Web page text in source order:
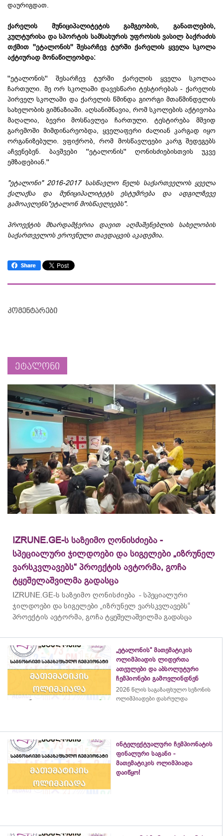
დაურიგდათ.
ქარელის მუნიციპალიტეტის გამგეობის, განათლების,
კულტურისა და სპორტის სამსახურის უფროსის ვასილ ბაქრაძის
თქმით ''ეტალონის'' შესარჩევ ტურში ქარელის ყველა სკოლა
აქტიურად მონაწილეობდა:
''ეტალონის'' შესარჩევ ტურში ქარელის ყველა სკოლაა
ჩართული. მე ორ სკოლაში დავესწარი ტესტირებას - ქარელის
პირველ სკოლაში და ქარელის წმინდა გიორგი მთაწმინდელის
სახელობის გიმნაზიაში. აღსანიშნავია, რომ სკოლების აქტივობა
მაღალია, ბევრი მოსწავლეა ჩართული. ტესტირება მშვიდ
გარემოში მიმდინარეობდა, ყველაფერი ძალიან კარგად იყო
ორგანიზებული. ვფიქრობ, რომ მოსწავლეები კარგ შედეგებს
აჩვენებენ. ბავშვები ''ეტალონის'' ღონისძიებისთვის უკვე
ემზადებიან.''
"ეტალონი" 2016-2017 სასწავლო წელს საქართველოს ყველა
ქალაქსა და მუნიციპალიტეტს ესტუმრება და ადგილზევე
გამოავლენს"ეტალონ მოსწავლეებს".
პროექტის მხარდამჭერია დავით აღმაშენებლის სახელობის
საქართველოს ეროვნული თავდაცვის აკადემია.
კომენტარები
ეტალონი
IZRUNE.GE-ს საზეიმო ღონისძიება -
სპეციალური ჯილდოები და სიგელები „იზრუნელ
ვარსკვლავებს“ პროექტის ავტორმა, გოჩა
ტყეშელაშვილმა გადასცა
IZRUNE.GE-ს საზეიმო ღონისძიება - სპეციალური
ჯილდოები და სიგელები „იზრუნელ ვარსკვლავებს“
პროექტის ავტორმა, გოჩა ტყეშელაშვილმა გადასცა
„ეტალონის“ მათემატიკის
ოლიმპიადის ლიდერთა
ათეულები და აბსოლუტური
ჩემპიონები გამოვლინდნენ
2026 წლის საგაზაფხულო სეზონის
ოლიმპიადები დასრულდა
ინტელექტუალური ჩემპიონატის
ფინალური საგანი -
მათემატიკის ოლიმპიადა
დაიწყო!